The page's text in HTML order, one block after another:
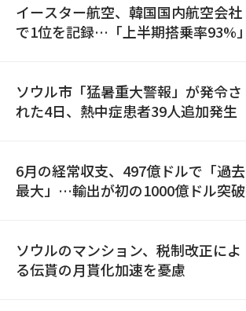
イースター航空、韓国国内航空会社
で1位を記録…「上半期搭乗率93%」
ソウル市「猛暑重大警報」が発令さ
れた4日、熱中症患者39人追加発生
6月の経常収支、497億ドルで「過去
最大」…輸出が初の1000億ドル突破
ソウルのマンション、税制改正によ
る伝貰の月貰化加速を憂慮